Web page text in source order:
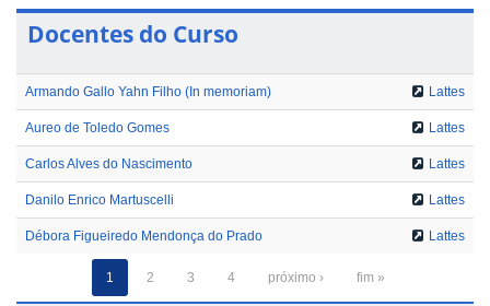
Docentes do Curso
Armando Gallo Yahn Filho (In memoriam) Lattes
Aureo de Toledo Gomes Lattes
Carlos Alves do Nascimento Lattes
Danilo Enrico Martuscelli Lattes
Débora Figueiredo Mendonça do Prado Lattes
1 2 3 4 próximo › fim »